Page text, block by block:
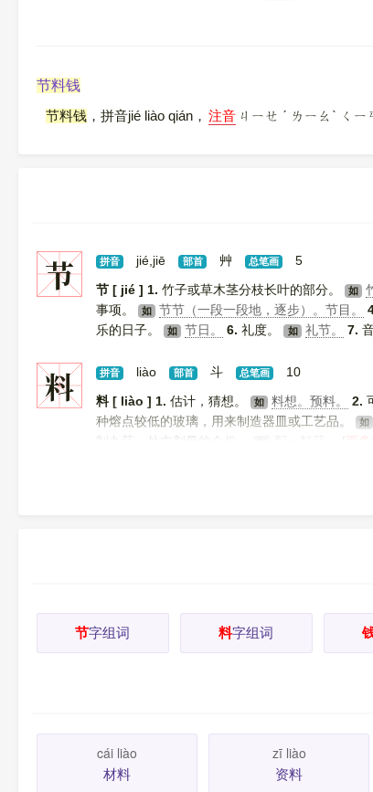
节料钱
节料钱 ，拼音jié liào qián， 注音 ㄐㄧㄝ ˊ ㄌㄧㄠˋ ㄑㄧ
节 拼音 jié,jiē 部首 艸 总笔画
5
节 [ jié ] 1. 竹子或草木茎分枝长叶的部分。 如
事项。
如 节节（一段一段地，逐步）。节目。
乐的日子。
如 节日。 6. 礼度。 如 礼节。 7.
如 符节。使节。 12.姓。节 [ jiē ] 1.
料 拼音 liào 部首 斗 总笔画
10
料 [ liào ] 1. 估计，猜想。 如 料想。预料。 2.
种熔点较低的玻璃，用来制造器皿或工艺品。
如
制丸药，处方剂量的全份。
[ 更
节字组词 料字组词
cái liào
材料
zī liào
资料